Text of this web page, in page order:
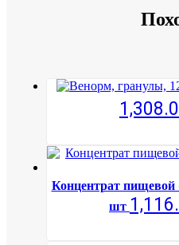
Концентрат пищевой
шт